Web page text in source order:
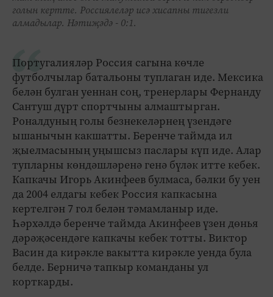
голын кертте. Россиялеләр исә хисапны тигезли
алмадылар. Нәтиҗәдә - 0:1.
Португалияләр Россия сагына көчле
футболчылар батальоны туплаган иде. Мексика
белән булган уеннан соң, тренерлары Фернанду
Сантуш дүрт спортчыны алмаштырган.
Роналдуның голы безнекеләрнең үзендәге
ышанычын какшатты. Беренче таймда ил
җыелмасының уңышсыз паслары күп иде. Алар
тупларны көндәшләренә генә бүләк итте кебек.
Капкачы Игорь Акинфеев булмаса, бәлки бу уен
да 2004 елдагы кебек Россия капкасына
кертелгән 7 гол белән тәмамланыр иде.
Һәрхәлдә беренче таймда Акинфеев үзен дөнья
дәрәҗәсендәге капкачы кебек тотты. Виктор
Васин да кирәкле вакытта кирәкле уенда була
белде. Берничә тапкыр команданы ул
корткарды.